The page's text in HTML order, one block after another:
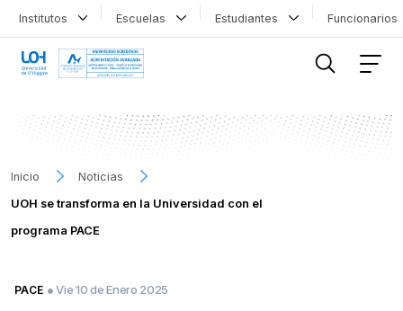
Institutos Escuelas Estudiantes
Inicio
Noticias
UOH se transforma en la Universidad con el
programa PACE
PACE ● Vie 10 de Enero 2025